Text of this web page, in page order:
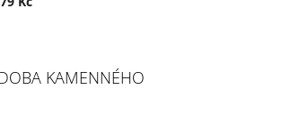
KAMENNÉHO